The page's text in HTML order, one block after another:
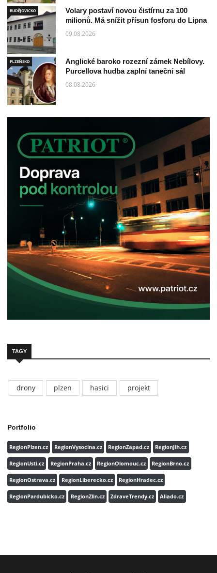
BUDĚJOVICKO
Volary postaví novou čistírnu za 100
milionů. Má snížit přísun fosforu do Lipna
09.08.2026
PLZEŇSKO
Anglické baroko rozezní zámek Nebílovy.
Purcellova hudba zaplní taneční sál
08.08.2026
TAGY
drony plzen hasici projekt
Portfolio
RegionPlzen.cz RegionVysocina.cz RegionZapad.cz RegionJih.cz
RegionUsti.cz RegionPraha.cz RegionOlomouc.cz RegionBrno.cz
RegionOstrava.cz RegionLiberecko.cz RegionHradec.cz
RegionPardubicko.cz RegionZlin.cz ZdraveTrendy.cz Aliado.cz